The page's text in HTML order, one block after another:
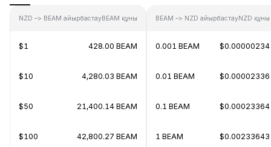
NZD –> BEAM айырбастауBEAM құны
$1 428.00 BEAM
$10 4,280.03 BEAM
$50 21,400.14 BEAM
$100 42,800.27 BEAM
BEAM –> NZD айырбастауNZD құны
0.001 BEAM $0.00000234
0.01 BEAM $0.00002336
0.1 BEAM $0.00023364
1 BEAM $0.00233643